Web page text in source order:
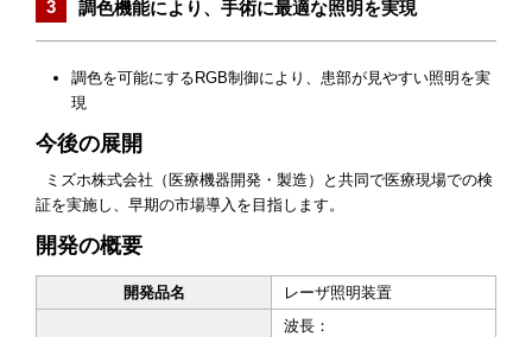
調色機能により、手術に最適な照明を実現
調色を可能にするRGB制御により、患部が見やすい照明を実
現
今後の展開
ミズホ株式会社（医療機器開発・製造）と共同で医療現場での検
証を実施し、早期の市場導入を目指します。
開発の概要
開発品名 レーザ照明装置
波長：